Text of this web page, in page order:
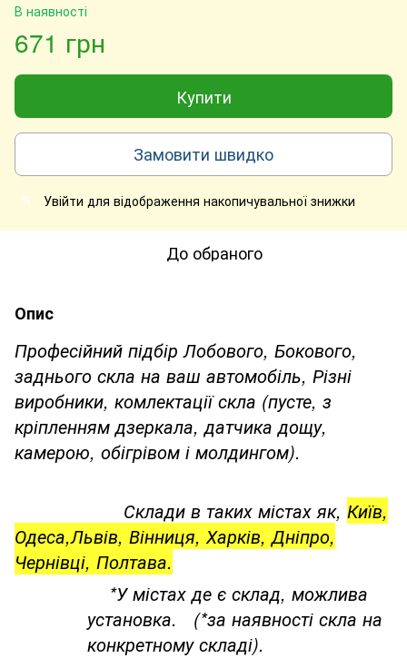
В наявності
671 грн
Купити
Замовити швидко
% Увійти для відображення накопичувальної знижки
До обраного
Опис
Професійний підбір Лобового, Бокового,
заднього скла на ваш автомобіль, Різні
виробники, комлектації скла (пусте, з
кріпленням дзеркала, датчика дощу,
камерою, обігрівом і молдингом).
Склади в таких містах як, Київ,
Одеса,Львів, Вінниця, Харків, Дніпро,
Чернівці, Полтава.
*У містах де є склад, можлива
установка. (*за наявності скла на
конкретному складі).